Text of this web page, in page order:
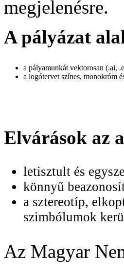
megjelenésre.
A pályázat
a pályamunkát vektorosan (.ai,
a logótervet színes, monokróm
Elvárások az
letisztult és
könnyű
a sztereotíp,
szimbólumok
Az Magyar